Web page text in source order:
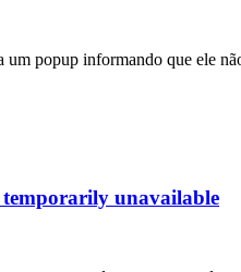
popup informando que ele
temporarily unavailable